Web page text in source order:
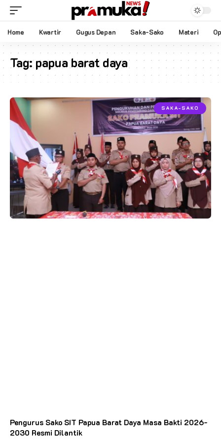
Home Kwartir Gugus Depan Saka-Sako Materi
Tag:papua barat daya
SAKA-SAKO
Pengurus Sako SIT Papua Barat Daya Masa Bakti 2026-
2030 Resmi Dilantik